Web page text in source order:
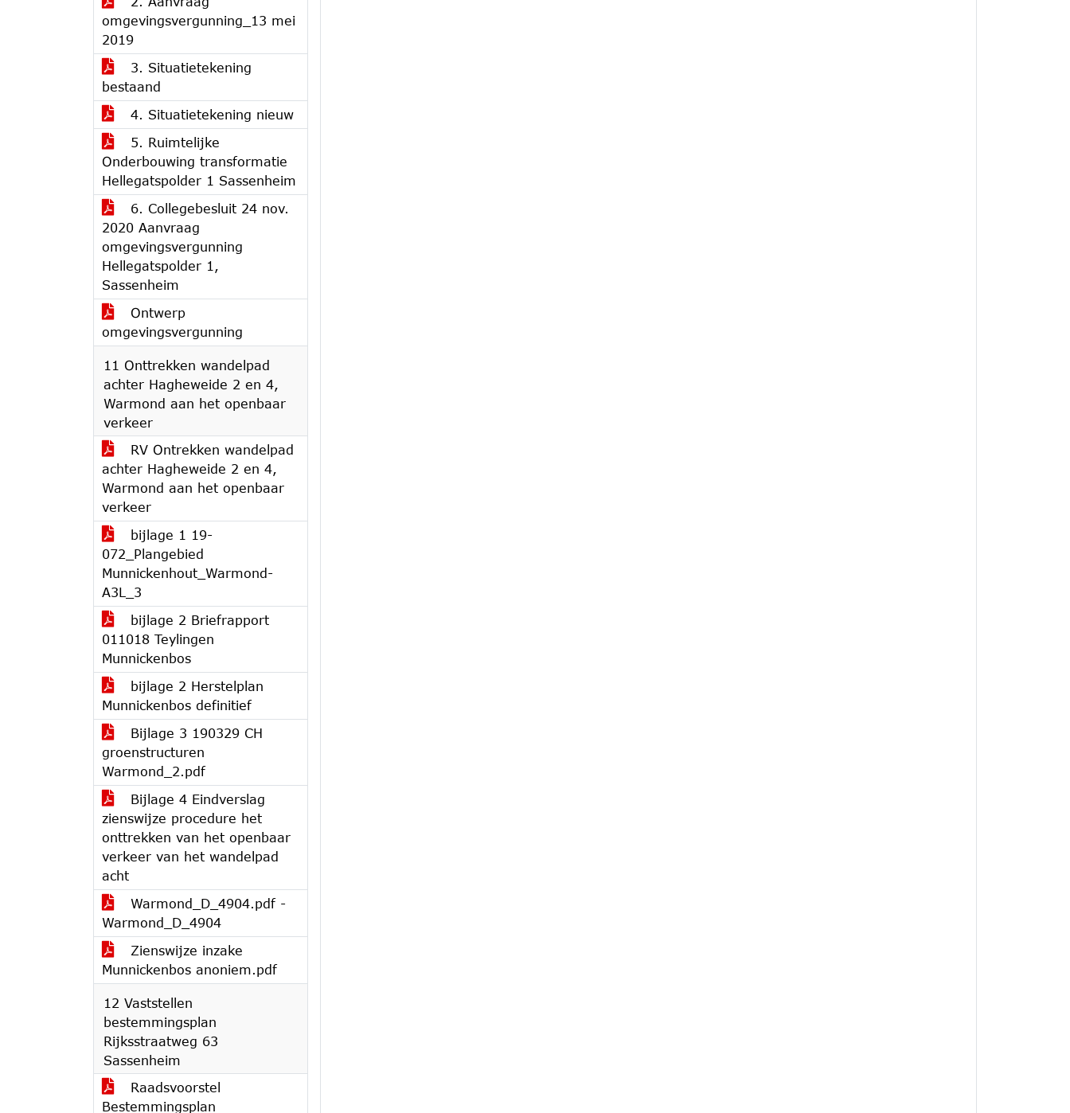
omgevingsvergunning_13 mei
2019
3. Situatietekening
bestaand
4. Situatietekening nieuw
5. Ruimtelijke
Onderbouwing transformatie
Hellegatspolder 1 Sassenheim
6. Collegebesluit 24 nov.
2020 Aanvraag
omgevingsvergunning
Hellegatspolder 1,
Sassenheim
Ontwerp
omgevingsvergunning
11 Onttrekken wandelpad
achter Hagheweide 2 en 4,
Warmond aan het openbaar
verkeer
RV Ontrekken wandelpad
achter Hagheweide 2 en 4,
Warmond aan het openbaar
verkeer
bijlage 1 19-
072_Plangebied
Munnickenhout_Warmond-
A3L_3
bijlage 2 Briefrapport
011018 Teylingen
Munnickenbos
bijlage 2 Herstelplan
Munnickenbos definitief
Bijlage 3 190329 CH
groenstructuren
Warmond_2.pdf
Bijlage 4 Eindverslag
zienswijze procedure het
onttrekken van het openbaar
verkeer van het wandelpad
acht
Warmond_D_4904.pdf -
Warmond_D_4904
Zienswijze inzake
Munnickenbos anoniem.pdf
12 Vaststellen
bestemmingsplan
Rijksstraatweg 63
Sassenheim
Raadsvoorstel
Bestemmingsplan